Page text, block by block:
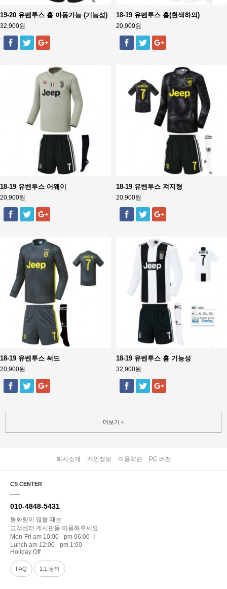
19-20 유벤투스 홈 아동가능 (기능성)
32,900원
18-19 유벤투스 홈(흰색하의)
20,900원
18-19 유벤투스 어웨이
20,900원
18-19 유벤투스 져지형
20,900원
18-19 유벤투스 써드
20,900원
18-19 유벤투스 홈 기능성
32,900원
더보기 +
회사소개 개인정보 이용약관 PC 버전
CS CENTER
010-4848-5431
통화량이 많을 때는
고객센터 게시판을 이용해주세요
Mon-Fri am 10:00 - pm 06:00 ㅣ
Lunch am 12:00 - pm 1:00
Holiday Off
FAQ 1:1 문의